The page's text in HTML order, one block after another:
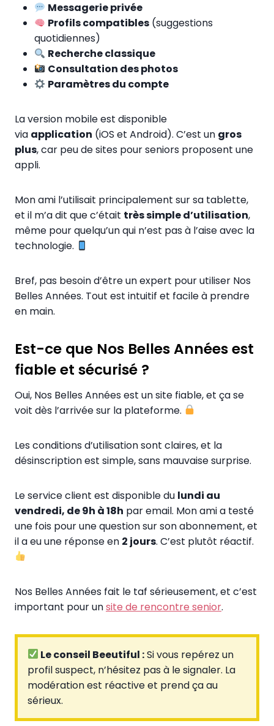
Messagerie privée
Profils compatibles (suggestions
quotidiennes)
Recherche classique
Consultation des photos
Paramètres du compte
La version mobile est disponible
via application (iOS et Android). C’est un gros
plus, car peu de sites pour seniors proposent une
appli.
Mon ami l’utilisait principalement sur sa tablette,
et il m’a dit que c’était très simple d’utilisation,
même pour quelqu’un qui n’est pas à l’aise avec la
technologie.
Bref, pas besoin d’être un expert pour utiliser Nos
Belles Années. Tout est intuitif et facile à prendre
en main.
Est-ce que Nos Belles Années est
fiable et sécurisé ?
Oui, Nos Belles Années est un site fiable, et ça se
voit dès l’arrivée sur la plateforme.
Les conditions d’utilisation sont claires, et la
désinscription est simple, sans mauvaise surprise.
Le service client est disponible du lundi au
vendredi, de 9h à 18h par email. Mon ami a testé
une fois pour une question sur son abonnement, et
il a eu une réponse en 2 jours. C’est plutôt réactif.
Nos Belles Années fait le taf sérieusement, et c’est
important pour unsite de rencontre senior.
Le conseil Beeutiful :Si vous repérez un
profil suspect, n’hésitez pas à le signaler. La
modération est réactive et prend ça au
sérieux.